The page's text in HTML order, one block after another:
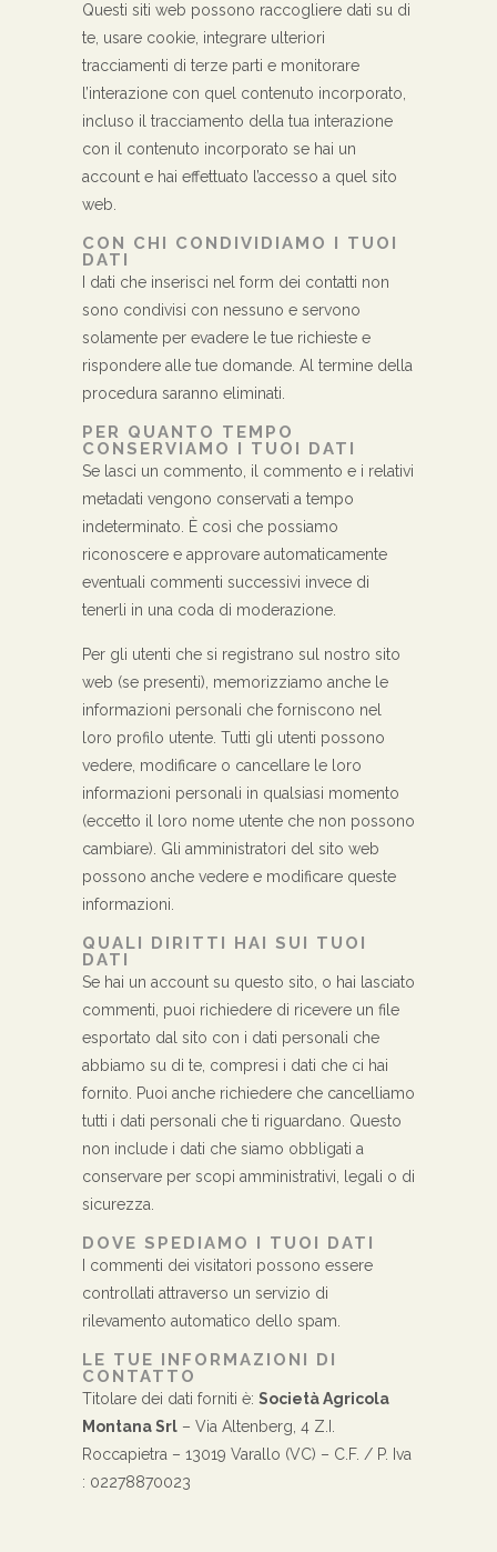
Questi siti web possono raccogliere dati su di
te, usare cookie, integrare ulteriori
tracciamenti di terze parti e monitorare
l’interazione con quel contenuto incorporato,
incluso il tracciamento della tua interazione
con il contenuto incorporato se hai un
account e hai effettuato l’accesso a quel sito
web.
CON CHI CONDIVIDIAMO I TUOI
DATI
I dati che inserisci nel form dei contatti non
sono condivisi con nessuno e servono
solamente per evadere le tue richieste e
rispondere alle tue domande. Al termine della
procedura saranno eliminati.
PER QUANTO TEMPO
CONSERVIAMO I TUOI DATI
Se lasci un commento, il commento e i relativi
metadati vengono conservati a tempo
indeterminato. È così che possiamo
riconoscere e approvare automaticamente
eventuali commenti successivi invece di
tenerli in una coda di moderazione.
Per gli utenti che si registrano sul nostro sito
web (se presenti), memorizziamo anche le
informazioni personali che forniscono nel
loro profilo utente. Tutti gli utenti possono
vedere, modificare o cancellare le loro
informazioni personali in qualsiasi momento
(eccetto il loro nome utente che non possono
cambiare). Gli amministratori del sito web
possono anche vedere e modificare queste
informazioni.
QUALI DIRITTI HAI SUI TUOI
DATI
Se hai un account su questo sito, o hai lasciato
commenti, puoi richiedere di ricevere un file
esportato dal sito con i dati personali che
abbiamo su di te, compresi i dati che ci hai
fornito. Puoi anche richiedere che cancelliamo
tutti i dati personali che ti riguardano. Questo
non include i dati che siamo obbligati a
conservare per scopi amministrativi, legali o di
sicurezza.
DOVE SPEDIAMO I TUOI DATI
I commenti dei visitatori possono essere
controllati attraverso un servizio di
rilevamento automatico dello spam.
LE TUE INFORMAZIONI DI
CONTATTO
Titolare dei dati forniti è: Società Agricola
Montana Srl – Via Altenberg, 4 Z.I.
Roccapietra – 13019 Varallo (VC) – C.F. / P. Iva
: 02278870023